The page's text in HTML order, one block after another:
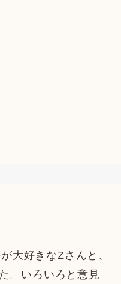
大好きなZさんと、
。いろいろと意見